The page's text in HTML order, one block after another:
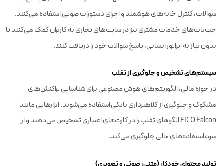
سوالات، کنترل خانه‌های هوشمند و اجرای دستورات صوتی استفاده می‌کنند.
چت‌بات‌های خدمات مشتری نیز در سایت‌های تجاری به کاربران کمک می‌کنند تا
بدون نیاز به اپراتور انسانی، پاسخ سوالات خود را دریافت کنند.
سیستم‌های تشخیص و جلوگیری از تقلب
در حوزه مالی، الگوریتم‌های هوش مصنوعی برای شناسایی تراکنش‌های
مشکوک و جلوگیری از کلاهبرداری بانکی استفاده می‌شوند. ابزارهایی مانند
FICO Falcon الگوهای تقلب را در کارت‌های اعتباری تشخیص می‌دهند و از
سوءاستفاده‌های مالی جلوگیری می‌کنند.
تولید محتوای خودکار (متنی، صوتی و تصویری)